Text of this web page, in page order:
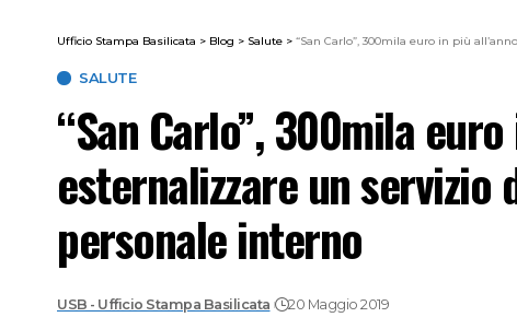
Ufficio Stampa Basilicata > Blog > Salute > “San Carlo”, 300mila euro in più
SALUTE
“San Carlo”, 300mila
esternalizzare un servizio
personale interno
USB - Ufficio Stampa Basilicata 20 Maggio 2019